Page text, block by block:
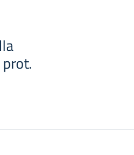
prot.